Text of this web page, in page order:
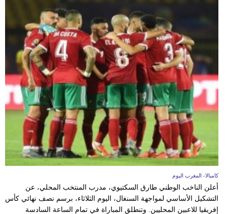
كامبالا- المغرب اليوم
أعلن الناخب الوطني طارق السكتيوي، مدرب المنتخب المحلي، عن
التشكيل الأساسي لمواجهة السنغال، اليوم الثلاثاء، برسم نصف نهائي كأس
إفريقيا للاعبين المحليين. وتنطلق المباراة في تمام الساعة السادسة